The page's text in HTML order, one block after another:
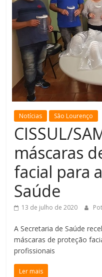
Minas
Notícias São Lourenço
CISSUL/
máscaras
facial para
Saúde
13 de julho de 2020
A Secretaria de Saúde
máscaras de proteção
profissionais
Ler mais